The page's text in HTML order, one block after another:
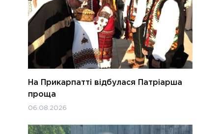
На Прикарпатті відбулася Патріарша
проща
06.08.2026